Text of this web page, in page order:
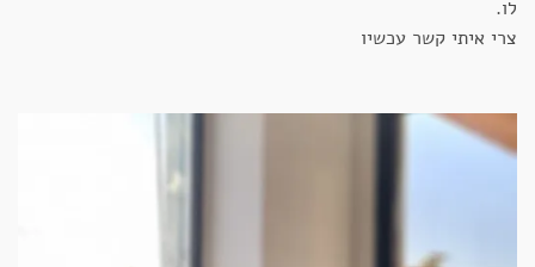
לו.
צרי איתי קשר עכשיו